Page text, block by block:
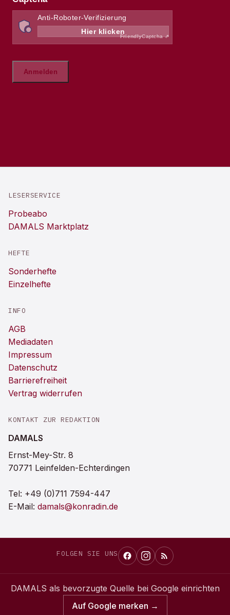
LESERSERVICE
Probeabo
DAMALS Marktplatz
HEFTE
Sonderhefte
Einzelhefte
INFO
AGB
Mediadaten
Impressum
Datenschutz
Barrierefreiheit
Vertrag widerrufen
KONTAKT ZUR REDAKTION
DAMALS
Ernst-Mey-Str. 8
70771 Leinfelden-Echterdingen
Tel: +49 (0)711 7594-447
E-Mail: damals@konradin.de
FOLGEN SIE UNS
DAMALS als bevorzugte Quelle bei Google einrichten
Auf Google merken →